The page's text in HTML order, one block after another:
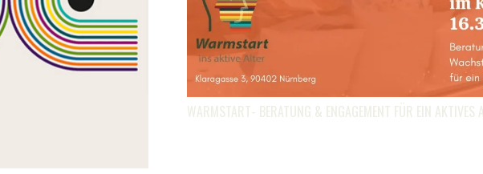
WARMSTART- BERATUNG & ENGAGEMENT FÜR EIN AKTIVES